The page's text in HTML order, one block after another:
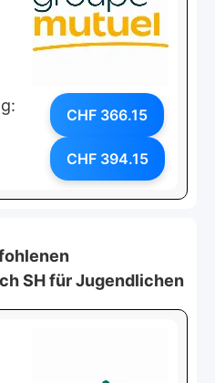
CHF 366.15
CHF 394.15
SH für Jugendlichen